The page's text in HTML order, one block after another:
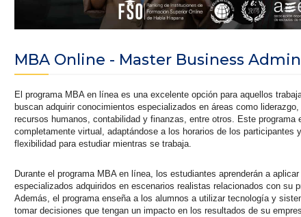
MBA Online - Master Business
El programa MBA en línea es una excelente opción para aquellos
buscan adquirir conocimientos especializados en áreas como
recursos humanos, contabilidad y finanzas, entre otros. Este programa
completamente virtual, adaptándose a los horarios de los participantes
flexibilidad para estudiar mientras se trabaja.
Durante el programa MBA en línea, los estudiantes aprenderán a
especializados adquiridos en escenarios realistas relacionados con su
Además, el programa enseña a los alumnos a utilizar tecnología y
tomar decisiones que tengan un impacto en los resultados de su